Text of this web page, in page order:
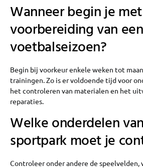
Wanneer begin je
voorbereiding van
voetbalseizoen?
Begin bij voorkeur enkele weken tot
trainingen. Zo is er voldoende tijd voor
het controleren van materialen en het
reparaties.
Welke onderdelen
sportpark moet je
Controleer onder andere de